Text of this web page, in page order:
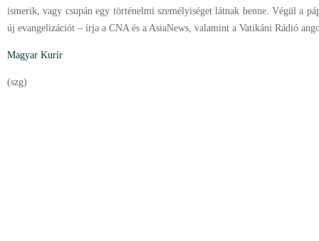
ismerik, vagy csupán egy történelmi személyiséget látnak benne. Végül a
új evangelizációt – írja a CNA és a AsiaNews, valamint a Vatikáni Rádió
Magyar Kurír
(szg)